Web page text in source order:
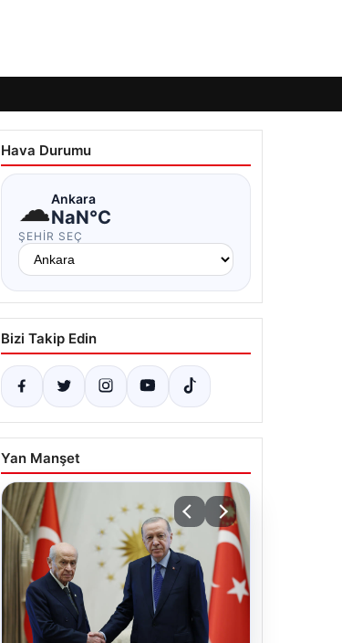
Hava Durumu
☁Ankara
NaN°C
ŞEHIR SEÇ
Bizi Takip Edin
Yan Manşet